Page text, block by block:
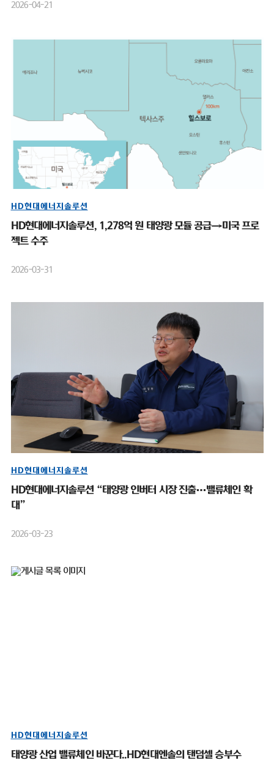
2026-04-21
HD현대에너지솔루션
HD현대에너지솔루션, 1,278억 원 태양광 모듈 공급→미국 프로
젝트 수주
2026-03-31
HD현대에너지솔루션
HD현대에너지솔루션 “태양광 인버터 시장 진출…밸류체인 확
대”
2026-03-23
HD현대에너지솔루션
태양광 산업 밸류체인 바꾼다..HD현대엔솔의 탠덤셀 승부수